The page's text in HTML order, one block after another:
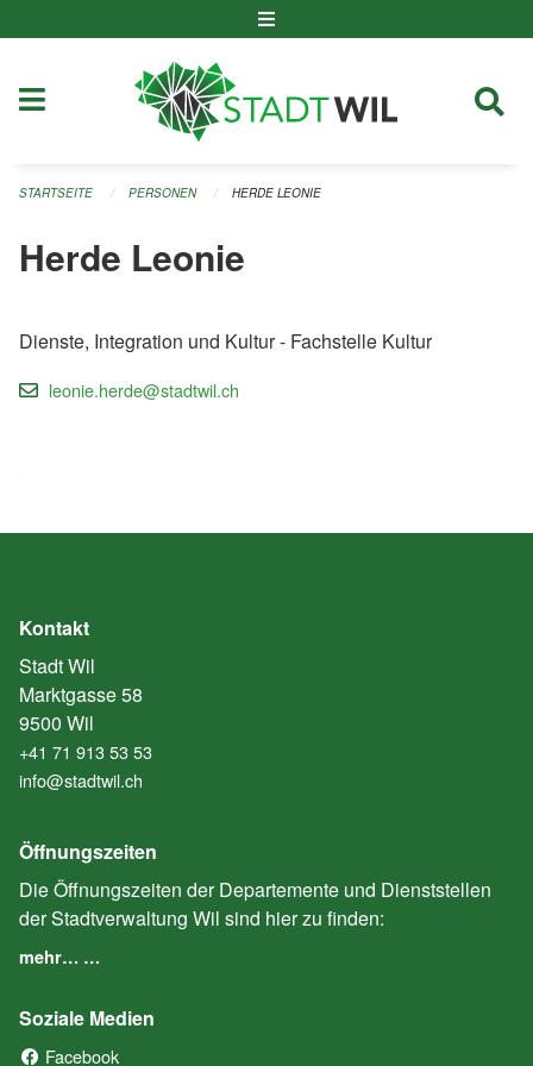
STARTSEITE PERSONEN HERDE LEONIE
Herde Leonie
Dienste, Integration und Kultur - Fachstelle Kultur
leonie.herde@stadtwil.ch
Kontakt
Stadt Wil
Marktgasse 58
9500 Wil
+41 71 913 53 53
info@stadtwil.ch
Öffnungszeiten
Die Öffnungszeiten der Departemente und Dienststellen
der Stadtverwaltung Wil sind hier zu finden:
mehr… …
Soziale Medien
Facebook